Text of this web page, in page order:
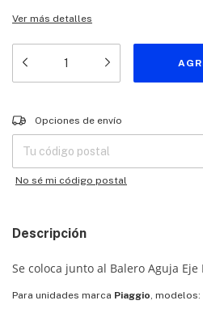
Ver más detalles
Entregas para el CP:
Opciones de envío
No sé mi código postal
Descripción
Se coloca junto al Balero Aguja
Para unidades marca Piaggio, modelos: